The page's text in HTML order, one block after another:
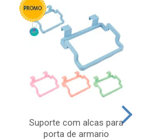
Suporte com alcas para
porta de armario